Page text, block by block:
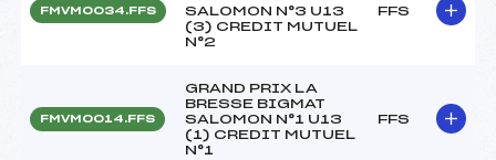
FMVM0034.FFS
SALOMON N°3 U13
(3) CREDIT MUTUEL
N°2
FFS
FMVM0014.FFS
GRAND PRIX LA
BRESSE BIGMAT
SALOMON N°1 U13
(1) CREDIT MUTUEL
N°1
FFS